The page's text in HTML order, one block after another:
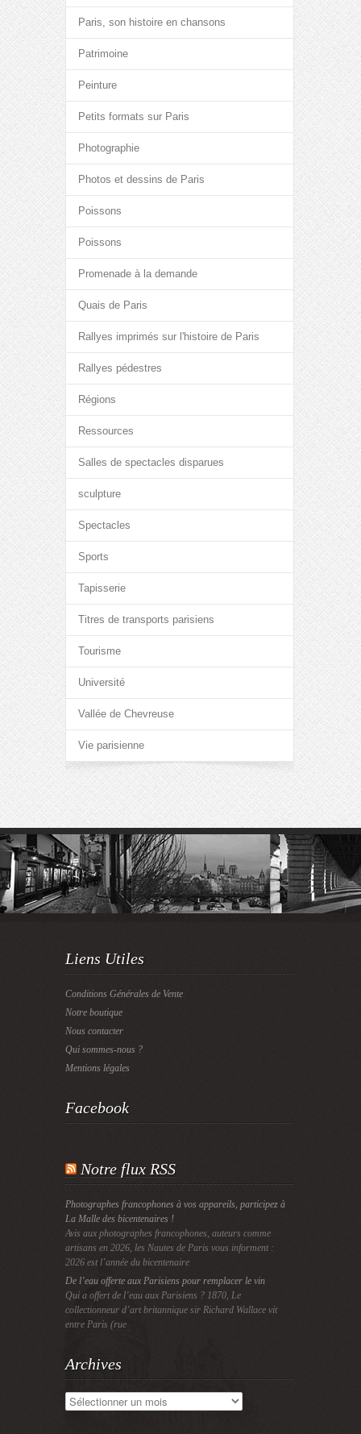
Paris, son histoire en chansons
Patrimoine
Peinture
Petits formats sur Paris
Photographie
Photos et dessins de Paris
Poissons
Poissons
Promenade à la demande
Quais de Paris
Rallyes imprimés sur l'histoire de Paris
Rallyes pédestres
Régions
Ressources
Salles de spectacles disparues
sculpture
Spectacles
Sports
Tapisserie
Titres de transports parisiens
Tourisme
Université
Vallée de Chevreuse
Vie parisienne
Liens Utiles
Conditions Générales de Vente
Notre boutique
Nous contacter
Qui sommes-nous ?
Mentions légales
Facebook
Notre flux RSS
Photographes francophones à vos appareils, participez à
La Malle des bicentenaires !
Avis aux photographes francophones, auteurs comme
artisans en 2026, les Nautes de Paris vous informent :
2026 est l’année du bicentenaire
De l’eau offerte aux Parisiens pour remplacer le vin
Qui a offert de l’eau aux Parisiens ? 1870, Le
collectionneur d’art britannique sir Richard Wallace vit
entre Paris (rue
Archives
Archives